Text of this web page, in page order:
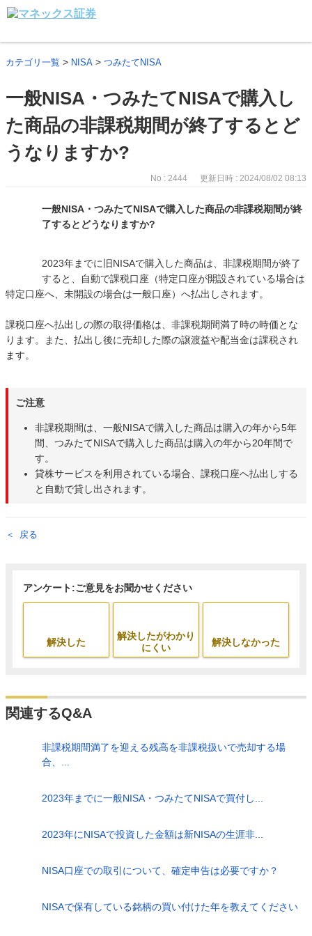
カテゴリ一覧 > NISA > つみたてNISA
一般NISA・つみたてNISAで購入し
た商品の非課税期間が終了するとど
うなりますか?
No : 2444 更新日時 : 2024/08/02 08:13
一般NISA・つみたてNISAで購入した商品の非課税期間が終
了するとどうなりますか?
2023年までに旧NISAで購入した商品は、非課税期間が終了
すると、自動で課税口座（特定口座が開設されている場合は
特定口座へ、未開設の場合は一般口座）へ払出しされます。
課税口座へ払出しの際の取得価格は、非課税期間満了時の時価とな
ります。また、払出し後に売却した際の譲渡益や配当金は課税され
ます。
ご注意
非課税期間は、一般NISAで購入した商品は購入の年から5年
間、つみたてNISAで購入した商品は購入の年から20年間で
す。
貸株サービスを利用されている場合、課税口座へ払出しする
と自動で貸し出されます。
戻る
アンケート:ご意見をお聞かせください
解決した
解決したがわかり
にくい
解決しなかった
関連するQ&A
非課税期間満了を迎える残高を非課税扱いで売却する場
合、...
2023年までに一般NISA・つみたてNISAで買付し...
2023年にNISAで投資した金額は新NISAの生涯非...
NISA口座での取引について、確定申告は必要ですか？
NISAで保有している銘柄の買い付けた年を教えてください